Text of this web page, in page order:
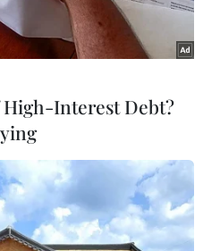
Hậu
thuật tò
Hải Phòng
Interest Debt?